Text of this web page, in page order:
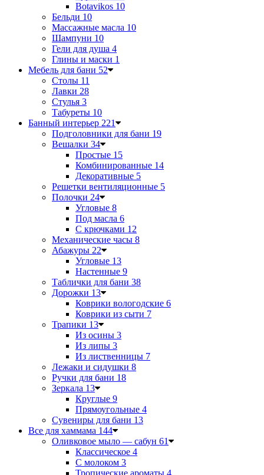
Botavikos 10
Бельди 10
Массажные масла 10
Шампуни 10
Гели для душа 4
Глины и маски 1
Мебель для бани 52
Столы 11
Лавки 28
Стулья 3
Табуреты 10
Банный интерьер 221
Подголовники для бани 19
Вешалки 34
Простые 15
Комбинированные 14
Декоративные 5
Решетки вентиляционные 5
Полочки 24
Угловые 8
Под масла 6
С крючками 12
Механические часы 8
Абажуры 22
Угловые 13
Настенные 9
Таблички для бани 38
Дорожки 13
Коврики вологодские 6
Коврики из сыти 7
Трапики 13
Из осины 3
Из липы 3
Из лиственницы 7
Лежаки и сидушки 8
Ручки для бани 18
Зеркала 13
Круглые 9
Прямоугольные 4
Сувениры для бани 13
Все для хаммама 144
Оливковое мыло — сабун 61
Классическое 4
С молоком 3
Тропические ароматы 4